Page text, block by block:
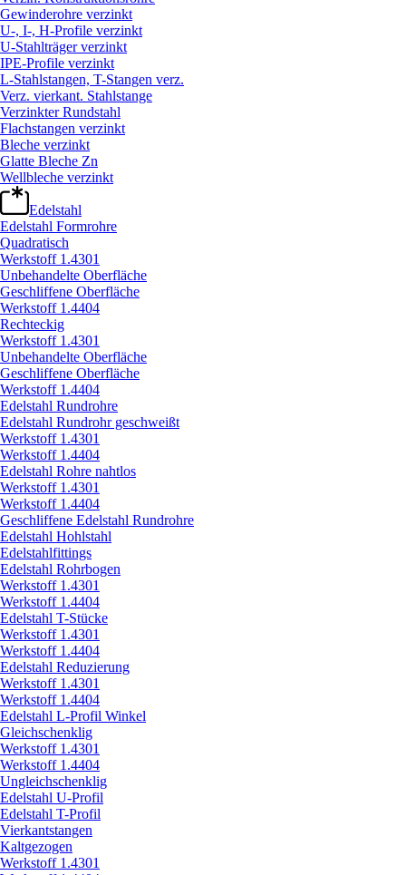
Gewinderohre verzinkt
U-, I-, H-Profile verzinkt
U-Stahlträger verzinkt
IPE-Profile verzinkt
L-Stahlstangen, T-Stangen verz.
Verz. vierkant. Stahlstange
Verzinkter Rundstahl
Flachstangen verzinkt
Bleche verzinkt
Glatte Bleche Zn
Wellbleche verzinkt
Edelstahl
Edelstahl Formrohre
Quadratisch
Werkstoff 1.4301
Unbehandelte Oberfläche
Geschliffene Oberfläche
Werkstoff 1.4404
Rechteckig
Werkstoff 1.4301
Unbehandelte Oberfläche
Geschliffene Oberfläche
Werkstoff 1.4404
Edelstahl Rundrohre
Edelstahl Rundrohr geschweißt
Werkstoff 1.4301
Werkstoff 1.4404
Edelstahl Rohre nahtlos
Werkstoff 1.4301
Werkstoff 1.4404
Geschliffene Edelstahl Rundrohre
Edelstahl Hohlstahl
Edelstahlfittings
Edelstahl Rohrbogen
Werkstoff 1.4301
Werkstoff 1.4404
Edelstahl T-Stücke
Werkstoff 1.4301
Werkstoff 1.4404
Edelstahl Reduzierung
Werkstoff 1.4301
Werkstoff 1.4404
Edelstahl L-Profil Winkel
Gleichschenklig
Werkstoff 1.4301
Werkstoff 1.4404
Ungleichschenklig
Edelstahl U-Profil
Edelstahl T-Profil
Vierkantstangen
Kaltgezogen
Werkstoff 1.4301